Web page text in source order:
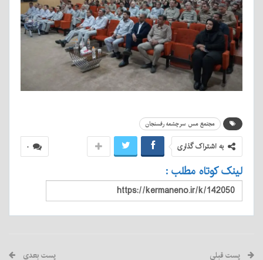
مجتمع مس سرچشمه رفسنجان
۰ به اشتراک گذاری
لینک کوتاه مطلب :
پست قبلی پست بعدی